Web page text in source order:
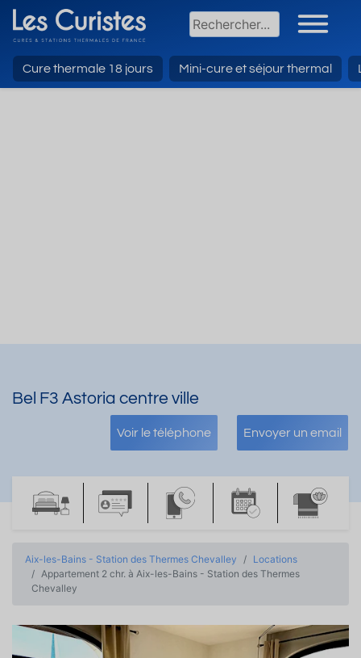
Cure thermale 18 jours Mini-cure et séjour thermal
Bel F3 Astoria centre ville
Voir le téléphone Envoyer un email
Aix-les-Bains - Station des Thermes Chevalley
Locations
Appartement 2 chr. à Aix-les-Bains - Station des Thermes
Chevalley